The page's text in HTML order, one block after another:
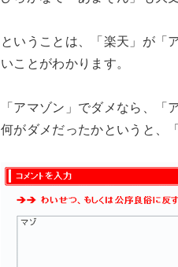
ということは、「楽天」が「
いことがわかります。
「アマゾン」でダメなら、
何がダメだったかというと、